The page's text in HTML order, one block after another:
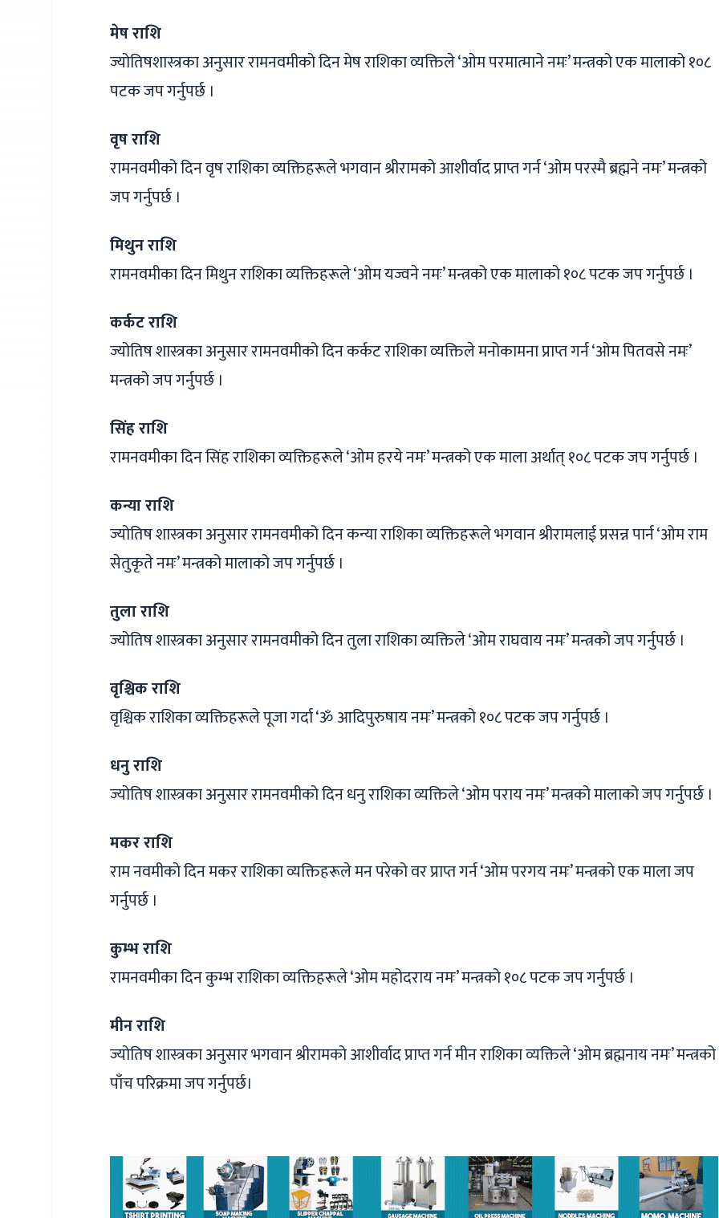
मेष राशि
ज्योतिषशास्त्रका अनुसार रामनवमीको दिन मेष राशिका व्यक्तिले ‘ओम परमात्माने नमः’ मन्त्रको एक मालाको १०८
पटक जप गर्नुपर्छ ।
वृष राशि
रामनवमीको दिन वृष राशिका व्यक्तिहरूले भगवान श्रीरामको आशीर्वाद प्राप्त गर्न ‘ओम परस्मै ब्रह्मने नमः’ मन्त्रको
जप गर्नुपर्छ ।
मिथुन राशि
रामनवमीका दिन मिथुन राशिका व्यक्तिहरूले ‘ओम यज्वने नमः’ मन्त्रको एक मालाको १०८ पटक जप गर्नुपर्छ ।
कर्कट राशि
ज्योतिष शास्त्रका अनुसार रामनवमीको दिन कर्कट राशिका व्यक्तिले मनोकामना प्राप्त गर्न ‘ओम पितवसे नमः’
मन्त्रको जप गर्नुपर्छ ।
सिंह राशि
रामनवमीका दिन सिंह राशिका व्यक्तिहरूले ‘ओम हरये नमः’ मन्त्रको एक माला अर्थात् १०८ पटक जप गर्नुपर्छ ।
कन्या राशि
ज्योतिष शास्त्रका अनुसार रामनवमीको दिन कन्या राशिका व्यक्तिहरूले भगवान श्रीरामलाई प्रसन्न पार्न ‘ओम राम
सेतुकृते नमः’ मन्त्रको मालाको जप गर्नुपर्छ ।
तुला राशि
ज्योतिष शास्त्रका अनुसार रामनवमीको दिन तुला राशिका व्यक्तिले ‘ओम राघवाय नमः’ मन्त्रको जप गर्नुपर्छ ।
वृश्चिक राशि
वृश्चिक राशिका व्यक्तिहरूले पूजा गर्दा ‘ॐ आदिपुरुषाय नमः’ मन्त्रको १०८ पटक जप गर्नुपर्छ ।
धनु राशि
ज्योतिष शास्त्रका अनुसार रामनवमीको दिन धनु राशिका व्यक्तिले ‘ओम पराय नमः’ मन्त्रको मालाको जप गर्नुपर्छ ।
मकर राशि
राम नवमीको दिन मकर राशिका व्यक्तिहरूले मन परेको वर प्राप्त गर्न ‘ओम परगय नमः’ मन्त्रको एक माला जप
गर्नुपर्छ ।
कुम्भ राशि
रामनवमीका दिन कुम्भ राशिका व्यक्तिहरूले ‘ओम महोदराय नमः’ मन्त्रको १०८ पटक जप गर्नुपर्छ ।
मीन राशि
ज्योतिष शास्त्रका अनुसार भगवान श्रीरामको आशीर्वाद प्राप्त गर्न मीन राशिका व्यक्तिले ‘ओम ब्रह्मनाय नमः’ मन्त्रको
पाँच परिक्रमा जप गर्नुपर्छ।